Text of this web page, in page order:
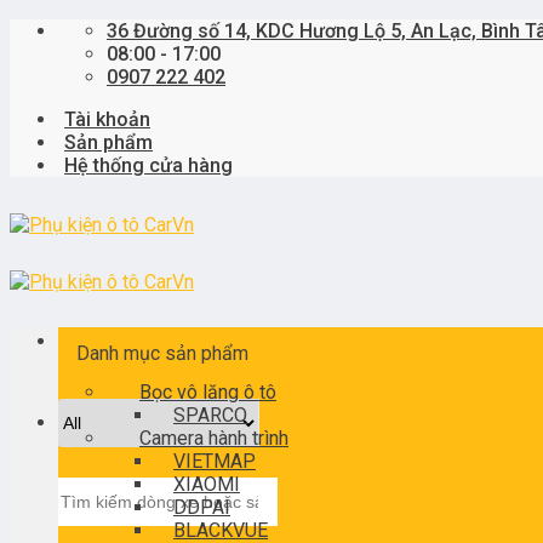
Skip
36 Đường số 14, KDC Hương Lộ 5, An Lạc, Bình
08:00 - 17:00
0907 222 402
Tài khoản
Sản phẩm
Hệ thống cửa hàng
kiếm:
Danh mục sản phẩm
Bọc vô lăng ô tô
SPARCO
Camera hành trình
VIETMAP
XIAOMI
DDPAI
BLACKVUE